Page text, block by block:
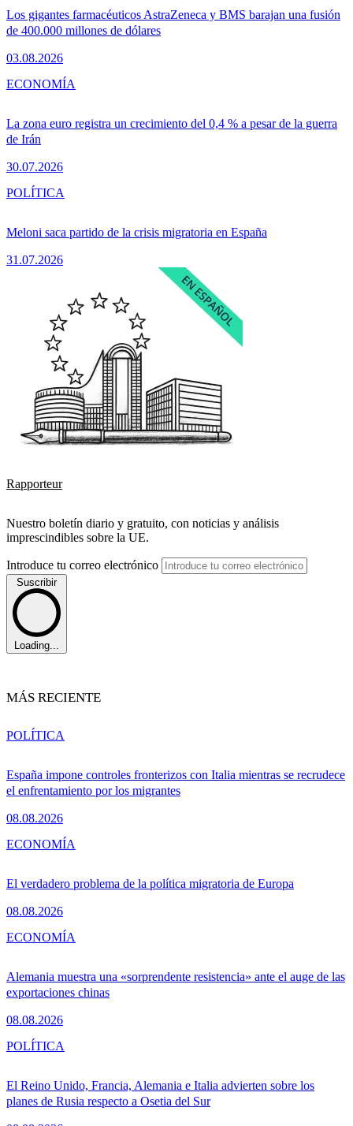
Los gigantes farmacéuticos AstraZeneca y BMS barajan una fusión
de 400.000 millones de dólares
03.08.2026
La zona euro registra un crecimiento del 0,4 % a pesar de la guerra
de Irán
30.07.2026
ECONOMÍA
Meloni saca partido de la crisis migratoria en España
31.07.2026
POLÍTICA
Rapporteur
Nuestro boletín diario y gratuito, con noticias y análisis
imprescindibles sobre la UE.
Introduce tu correo electrónico
Suscribir
Loading...
MÁS RECIENTE
España impone controles fronterizos con Italia mientras se recrudece
el enfrentamiento por los migrantes
08.08.2026
POLÍTICA
El verdadero problema de la política migratoria de Europa
08.08.2026
ECONOMÍA
Alemania muestra una «sorprendente resistencia» ante el auge de las
exportaciones chinas
08.08.2026
ECONOMÍA
El Reino Unido, Francia, Alemania e Italia advierten sobre los
planes de Rusia respecto a Osetia del Sur
POLÍTICA